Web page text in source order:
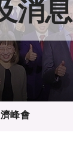
消息
峰會